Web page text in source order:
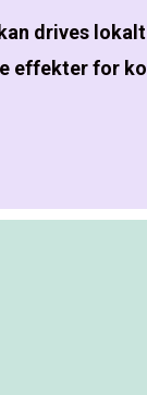
drives
effekter for